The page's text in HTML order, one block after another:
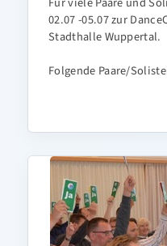
02.07 -05.07 zur
Stadthalle Wuppertal.
Folgende Paare/